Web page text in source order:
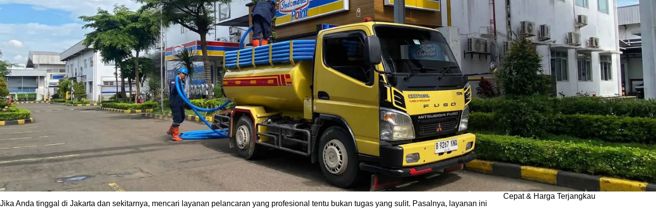
Posted by barayakembar23August 19, 2024On August 19, 2024 0
Jika masalah WC mampet sudah terjadi, maka kegiatan sehari-hari bisa bisa tidak lancar. Belum lagi jika hal ini dibarengi dengan air WC
yang meluap sampai ke lantai kamar mandi dan munculbau tidak sedap. Maka dari itu, segera gunakan solusi pelancaranWCtersumbat
terbaik dan terpercaya sebagai solusinya.
WC mampet sendiri sudah menjadi masalah yang umum dan sering terjadi. Penyebabnya sangat beragam dan tidak selalu karena septic
tank yang penuh. Maka dari itu, dengan menggunakan layanan profesional, maka akan ada solusi sesuai dengan penyebab WC mampet
yang terjadi.
Penyedia Layanan Solusi Pelancaran WC Tersumbat Jakarta
Jika Anda tinggal di Jakarta dan sekitarnya, mencari layanan pelancaran yang profesional tentu bukan tugas yang sulit. Pasalnya, layanan ini
Tips & Edukasi
Wawasan Umum
Recent Posts
Jasa Sedot WC Kecamatan Cilincing,
Cepat & Harga Terjangkau
August 4, 2026 No Comments
Jasa Sedot WC Kecamatan Kelapa Gading,
Cepat & Harga Terjangkau